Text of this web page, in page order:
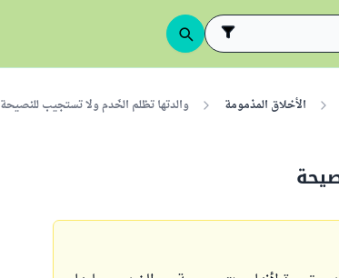
الأخلاق المذمومة والدتها تظلم الخَدم ولا تستجيب للنصيحة